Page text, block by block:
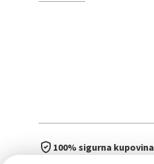
100% sigurna kupovina